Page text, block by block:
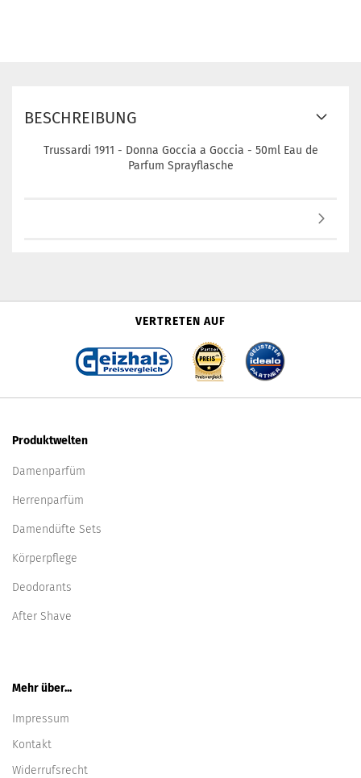
BESCHREIBUNG
Trussardi 1911 - Donna Goccia a Goccia - 50ml Eau de
Parfum Sprayflasche
VERTRETEN AUF
Produktwelten
Damenparfüm
Herrenparfüm
Damendüfte Sets
Körperpflege
Deodorants
After Shave
Mehr über...
Impressum
Kontakt
Widerrufsrecht